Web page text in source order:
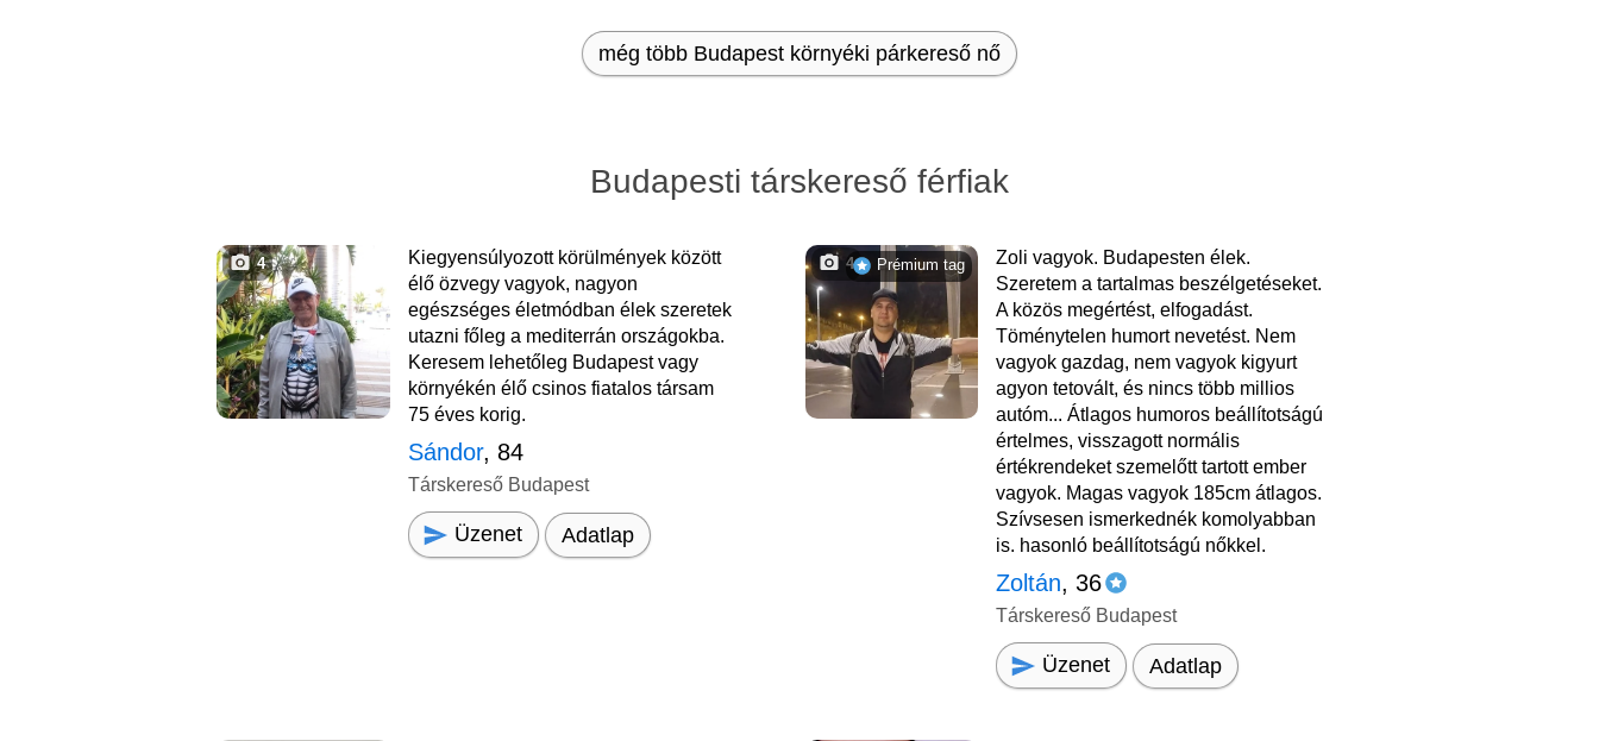
még több Budapest környéki párkereső nő
Budapesti társkereső férfiak
4
Kiegyensúlyozott körülmények között
élő özvegy vagyok, nagyon
egészséges életmódban élek szeretek
utazni főleg a mediterrán országokba.
Keresem lehetőleg Budapest vagy
környékén élő csinos fiatalos társam
75 éves korig.
Sándor, 84
Társkereső Budapest
Üzenet Adatlap
4 Prémium tag
Zoli vagyok. Budapesten élek.
Szeretem a tartalmas beszélgetéseket.
A közös megértést, elfogadást.
Töménytelen humort nevetést. Nem
vagyok gazdag, nem vagyok kigyurt
agyon tetovált, és nincs több millios
autóm... Átlagos humoros beállítotságú
értelmes, visszagott normális
értékrendeket szemelőtt tartott ember
vagyok. Magas vagyok 185cm átlagos.
Szívsesen ismerkednék komolyabban
is. hasonló beállítotságú nőkkel.
Zoltán, 36
Társkereső Budapest
Üzenet Adatlap